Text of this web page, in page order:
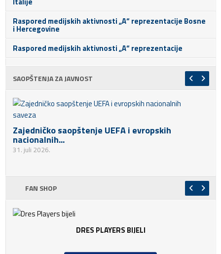
Raspored medijskih aktivnosti „A“ reprezentacije Bosne
i Hercegovine
Raspored medijskih aktivnosti „A“ reprezentacije
SAOPŠTENJA ZA JAVNOST
Zajedničko saopštenje UEFA i evropskih
nacionalnih...
31. juli 2026.
FAN SHOP
DRES PLAYERS BIJELI